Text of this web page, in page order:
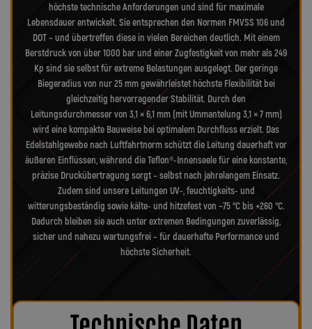
höchste technische Anforderungen und sind für maximale
Lebensdauer entwickelt. Sie entsprechen den Normen FMVSS 106 und
DOT – und übertreffen diese in vielen Bereichen deutlich. Mit einem
Berstdruck von über 1000 bar und einer Zugfestigkeit von mehr als 249
Kp sind sie selbst für extreme Belastungen ausgelegt. Der geringe
Biegeradius von nur 25 mm gewährleistet höchste Flexibilität bei
gleichzeitig hervorragender Stabilität. Durch den
Leitungsdurchmesser von 3,1 × 6,1 mm (mit Ummantelung 3,1 × 7 mm)
wird eine kompakte Bauweise bei optimalem Durchfluss erzielt. Das
Edelstahlgewebe nach Luftfahrtnorm schützt die Leitung dauerhaft vor
äußeren Einflüssen, während die Teflon®-Innenseele für eine konstante,
präzise Druckübertragung sorgt – selbst nach jahrelangem Einsatz.
Zudem sind unsere Leitungen UV-, feuchtigkeits- und
witterungsbeständig sowie kälte- und hitzefest von −75 °C bis +260 °C.
Dadurch bleiben sie auch unter extremen Bedingungen zuverlässig,
sicher und nahezu wartungsfrei – für dauerhafte Performance und
höchste Sicherheit.